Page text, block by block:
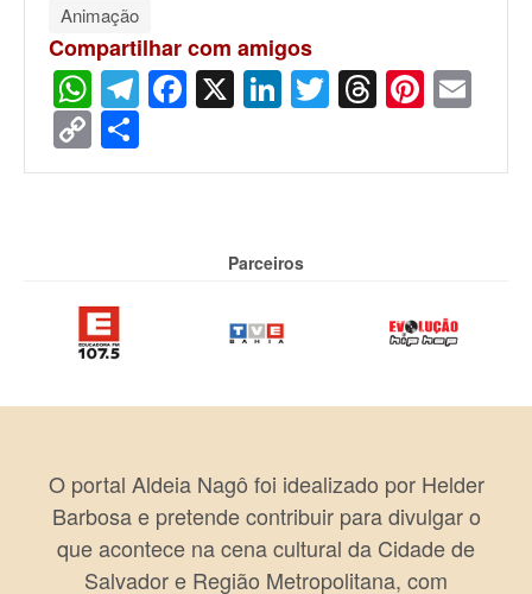
Animação
Compartilhar com amigos
WhatsApp
Telegram
Facebook
X LinkedIn
Twitter
Threads
Copy
Link
Parceiros
O portal Aldeia Nagô foi idealizado por Helder
Barbosa e pretende contribuir para divulgar o
que acontece na cena cultural da Cidade de
Salvador e Região Metropolitana, com